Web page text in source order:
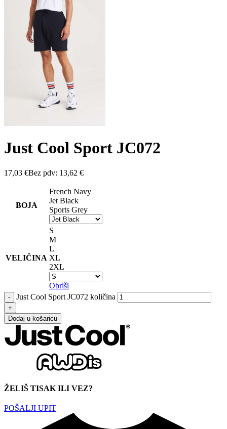
Just Cool Sport JC072
17,03 €Bez pdv: 13,62 €
BOJA
French Navy
Jet Black
Sports Grey
VELIČINA
S
M
L
XL
2XL
Obriši
Just Cool Sport JC072 količina
Dodaj u košaricu
ŽELIŠ TISAK ILI VEZ?
POŠALJI UPIT